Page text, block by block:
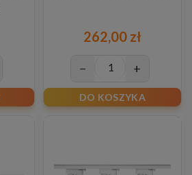
262,00 zł
− +
DO KOSZYKA